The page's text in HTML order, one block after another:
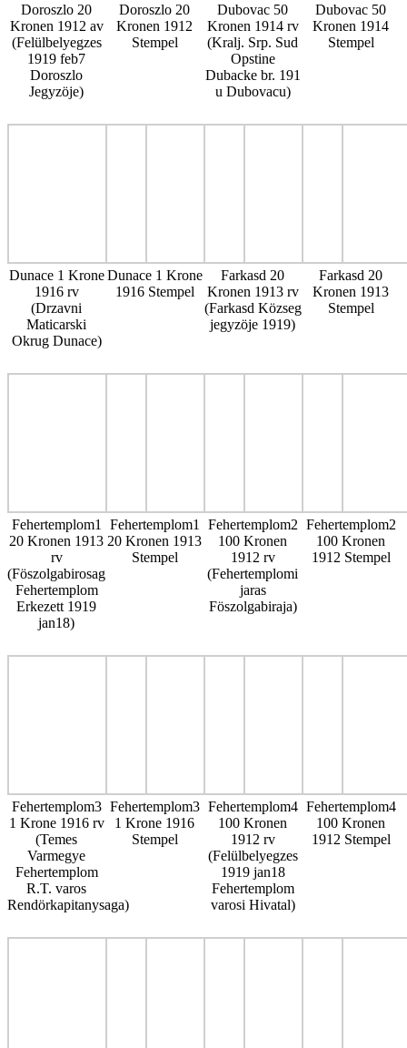
Doroszlo 20
Kronen 1912 av
(Felülbelyegzes
1919 feb7
Doroszlo
Jegyzöje)
Doroszlo 20
Kronen 1912
Stempel
Dubovac 50
Kronen 1914 rv
(Kralj. Srp. Sud
Opstine
Dubacke br. 191
u Dubovacu)
Dubovac 50
Kronen 1914
Stempel
Dunace 1 Krone
1916 rv
(Drzavni
Maticarski
Okrug Dunace)
Dunace 1 Krone
1916 Stempel
Farkasd 20
Kronen 1913 rv
(Farkasd Közseg
jegyzöje 1919)
Farkasd 20
Kronen 1913
Stempel
Fehertemplom1
20 Kronen 1913
rv
(Föszolgabirosag
Fehertemplom
Erkezett 1919
jan18)
Fehertemplom1
20 Kronen 1913
Stempel
Fehertemplom2
100 Kronen
1912 rv
(Fehertemplomi
jaras
Föszolgabiraja)
Fehertemplom2
100 Kronen
1912 Stempel
Fehertemplom3
1 Krone 1916 rv
(Temes
Varmegye
Fehertemplom
R.T. varos
Rendörkapitanysaga)
Fehertemplom3
1 Krone 1916
Stempel
Fehertemplom4
100 Kronen
1912 rv
(Felülbelyegzes
1919 jan18
Fehertemplom
varosi Hivatal)
Fehertemplom4
100 Kronen
1912 Stempel